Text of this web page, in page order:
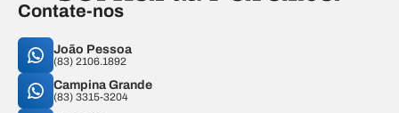
Contate-nos
João Pessoa
(83) 2106.1892
Campina Grande
(83) 3315-3204